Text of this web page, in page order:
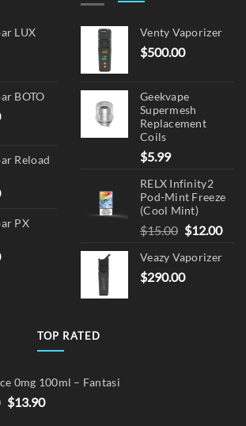
product
LUX
BOTO
Reload
PX
Venty Vaporizer
$500.00
Geekvape
Supermesh
Replacement
Coils
$5.99
RELX Infinity2
Pod-Mint Freeze
(Cool Mint)
$15.00 Original
was:
$15.00.
$12.00
Veazy Vaporizer
$290.00
TOP RATED
0mg 100ml – Fantasi
Original
$13.90Current